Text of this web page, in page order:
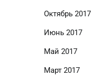
Октябрь 2017
Июнь 2017
Май 2017
Март 2017